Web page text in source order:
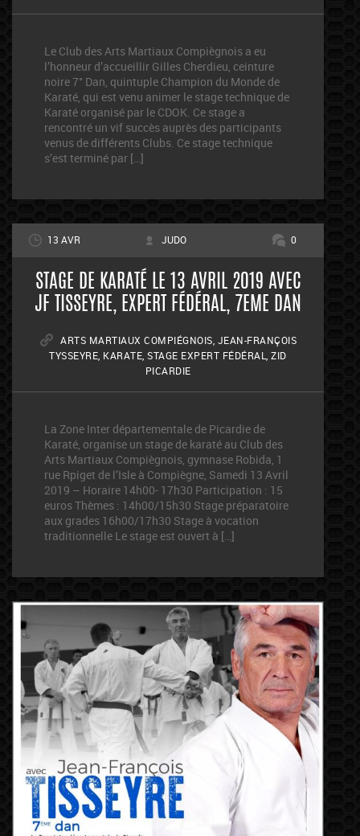
Le Club des Arts Martiaux Compiègnois a eu
l’honneur d’accueillir Gilles Cherdieu, ceinture
noire 7° Dan, quintuple Champion du Monde de
Karaté, qui est venu animer le stage technique de
Karaté organisé par le CDOK. Ce stage a
rencontré un vif succès auprès des participants
venus de différents Clubs. Ce stage technique
s’est terminé par […]
13 AVR JUDO 0
STAGE DE KARATÉ LE 13 AVRIL 2019 AVEC
JF TISSEYRE, EXPERT FÉDÉRAL, 7EME DAN
ARTS MARTIAUX COMPIÉGNOIS JEAN-FRANÇOIS
TYSSEYRE KARATE ,STAGE EXPERT FÉDÉRAL ,ZID
PICARDIE
La Zone Inter départementale de Picardie de
Karaté, organise un stage de karaté au Club des
Arts Martiaux Compiègnois, gymnase Robida, 1
rue Rpiget de l’Isle à Compiègne, Samedi 13 Avril
2019 – Horaire 14h00- 17h30 Participation : 15
euros Thèmes : 14h00/15h30 Stage préparatoire
aux grades 16h00/17h30 Stage à vocation
traditionnelle Le stage est ouvert à […]